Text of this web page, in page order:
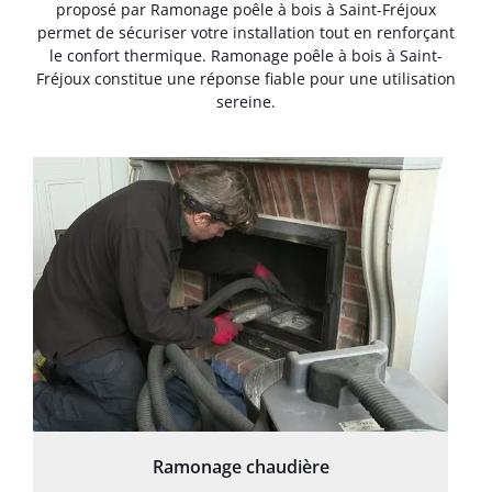
proposé par Ramonage poêle à bois à Saint-Fréjoux
permet de sécuriser votre installation tout en renforçant
le confort thermique. Ramonage poêle à bois à Saint-
Fréjoux constitue une réponse fiable pour une utilisation
sereine.
Ramonage chaudière